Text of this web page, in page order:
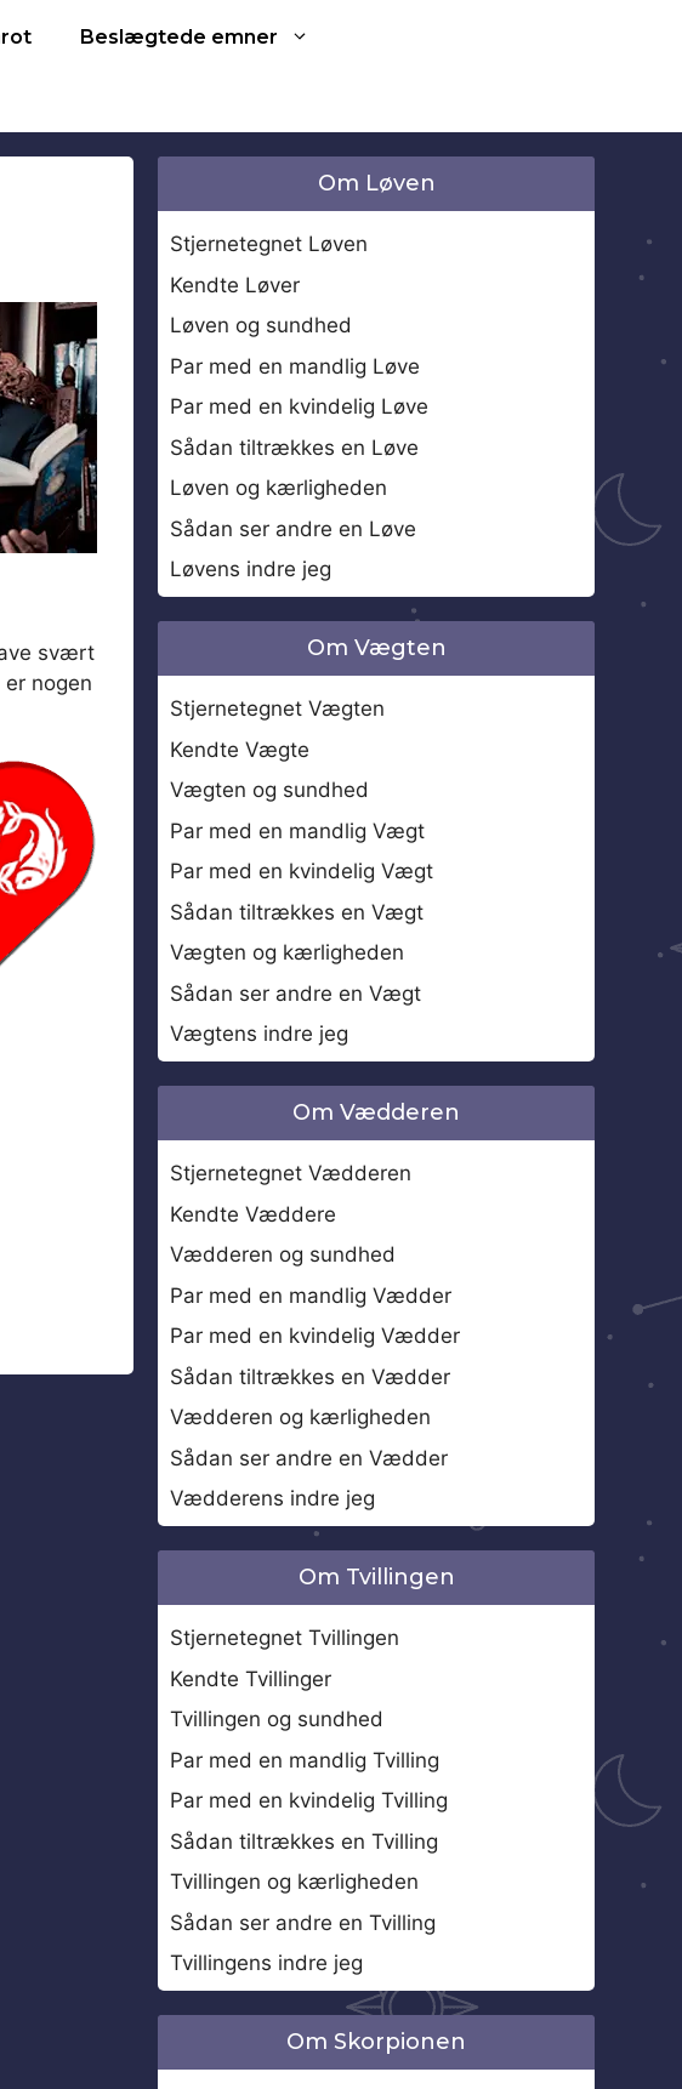
Beslægtede emner
svært
nogen
Om Løven
Stjernetegnet Løven
Kendte Løver
Løven og sundhed
Par med en mandlig Løve
Par med en kvindelig Løve
Sådan tiltrækkes en Løve
Løven og kærligheden
Sådan ser andre en Løve
Løvens indre jeg
Om Vægten
Stjernetegnet Vægten
Kendte Vægte
Vægten og sundhed
Par med en mandlig Vægt
Par med en kvindelig Vægt
Sådan tiltrækkes en Vægt
Vægten og kærligheden
Sådan ser andre en Vægt
Vægtens indre jeg
Om Vædderen
Stjernetegnet Vædderen
Kendte Væddere
Vædderen og sundhed
Par med en mandlig Vædder
Par med en kvindelig Vædder
Sådan tiltrækkes en Vædder
Vædderen og kærligheden
Sådan ser andre en Vædder
Vædderens indre jeg
Om Tvillingen
Stjernetegnet Tvillingen
Kendte Tvillinger
Tvillingen og sundhed
Par med en mandlig Tvilling
Par med en kvindelig Tvilling
Sådan tiltrækkes en Tvilling
Tvillingen og kærligheden
Sådan ser andre en Tvilling
Tvillingens indre jeg
Om Skorpionen